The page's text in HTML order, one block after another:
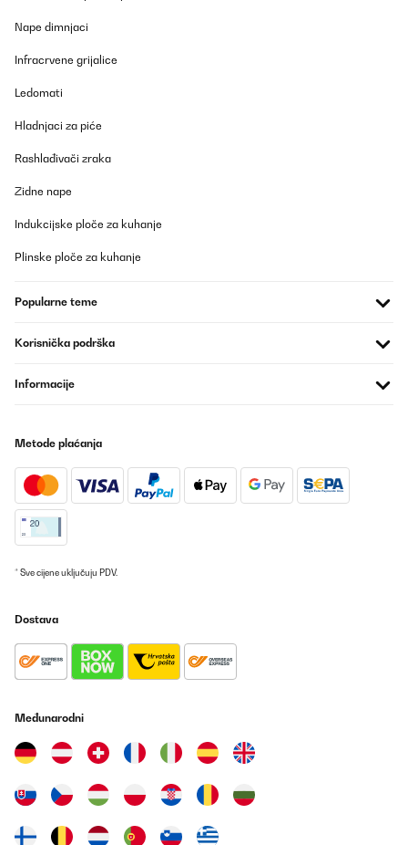
quanto riguarda la facilità di pulizia. Quello che sto notando
attenzione a non far strofinare sopra le padelle e il fuoco più
modo sono riuscita a toglierla. In generale sono soddisfa ma
che avevo prima.
Utente Amazon
Super Gasherd. Wir betreiben ihn mit einer Propangasflasche,
vorhanden. Das Design mit den Kreuzen ist Klasse. Die Tiefe ist
Amazon-Benutzer
Prevedi
Optisch und qualitativ top. Gefällt mir richtig gut.
(dalla Germania, n.b.) e senza alcun difetto.I bruciatori hanno una
potenza impressionante, molto più alta rispetto a qualsiasi piano
da pulire (rispetto ai fornelli tradizionali)Veniamo al
montaggio.Lo spessore di tutta la scocca è più rilevante rispetto
ai normali piani cottura (è ovvio: sono bruciatori semi
professionali), pertanto se avete un incasso standard non è detto
Nape dimnjaci
Infracrvene grijalice
Ledomati
Hladnjaci za piće
Rashlađivači zraka
Zidne nape
Indukcijske ploče za kuhanje
Plinske ploče za kuhanje
Popularne teme
Korisnička podrška
Informacije
Metode plaćanja
* Sve cijene uključuju PDV.
Dostava
Međunarodni